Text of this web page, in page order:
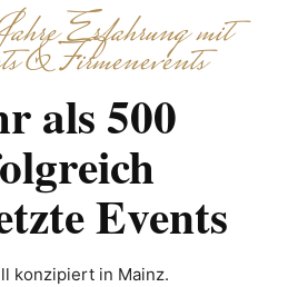
Erfahrung mit
& Firmenevents
als 500
Events
konzipiert in Mainz.